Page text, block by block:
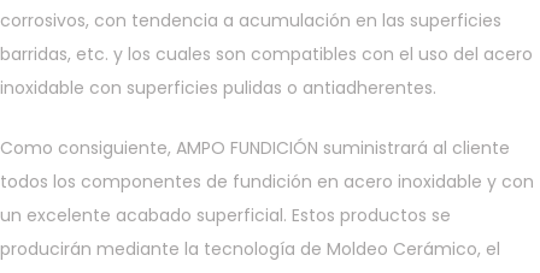
corrosivos, con tendencia a acumulación en las superficies
barridas, etc. y los cuales son compatibles con el uso del acero
inoxidable con superficies pulidas o antiadherentes.
Como consiguiente, AMPO FUNDICIÓN suministrará al cliente
todos los componentes de fundición en acero inoxidable y con
un excelente acabado superficial. Estos productos se
producirán mediante la tecnología de Moldeo Cerámico, el